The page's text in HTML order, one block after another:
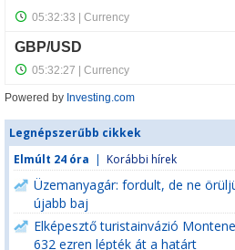
Powered by Investing.com
Legnépszerűbb cikkek
Elmúlt 24 óra | Korábbi hírek
Üzemanyagár: fordult, de ne
újabb baj
Elképesztő turistainvázió
632 ezren lépték át a határt